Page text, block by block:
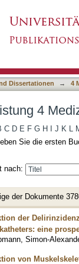
Dissertationen → 4
4
C D E F G H J K L
Sie die ersten
nach:
der Dokumente
der
eine
Simon-
von